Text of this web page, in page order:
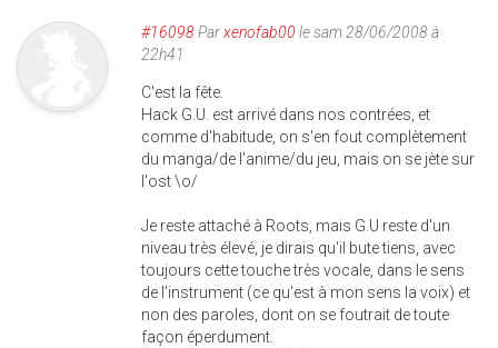
#16098Parxenofab00 le sam 28/06/2008 à
22h41
C'est la fête.
Hack G.U. est arrivé dans nos contrées, et
comme d'habitude, on s'en fout complètement
du manga/de l'anime/du jeu, mais on se jète sur
l'ost \o/
Je reste attaché à Roots, mais G.U reste d'un
niveau très élevé, je dirais qu'il bute tiens, avec
toujours cette touche très vocale, dans le sens
de l'instrument (ce qu'est à mon sens la voix) et
non des paroles, dont on se foutrait de toute
façon éperdument.